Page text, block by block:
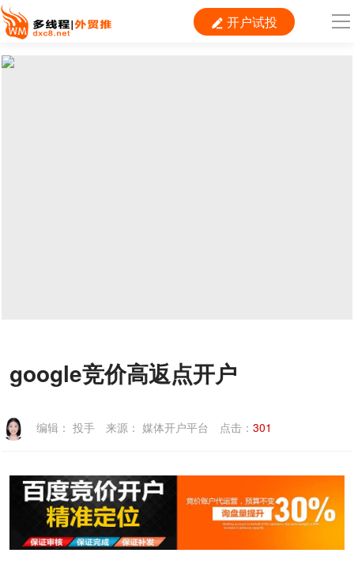
 开户试投
导
联系我们
google竞价高返点开户
编辑： 投手 来源： 媒体开户平台 点击： 301